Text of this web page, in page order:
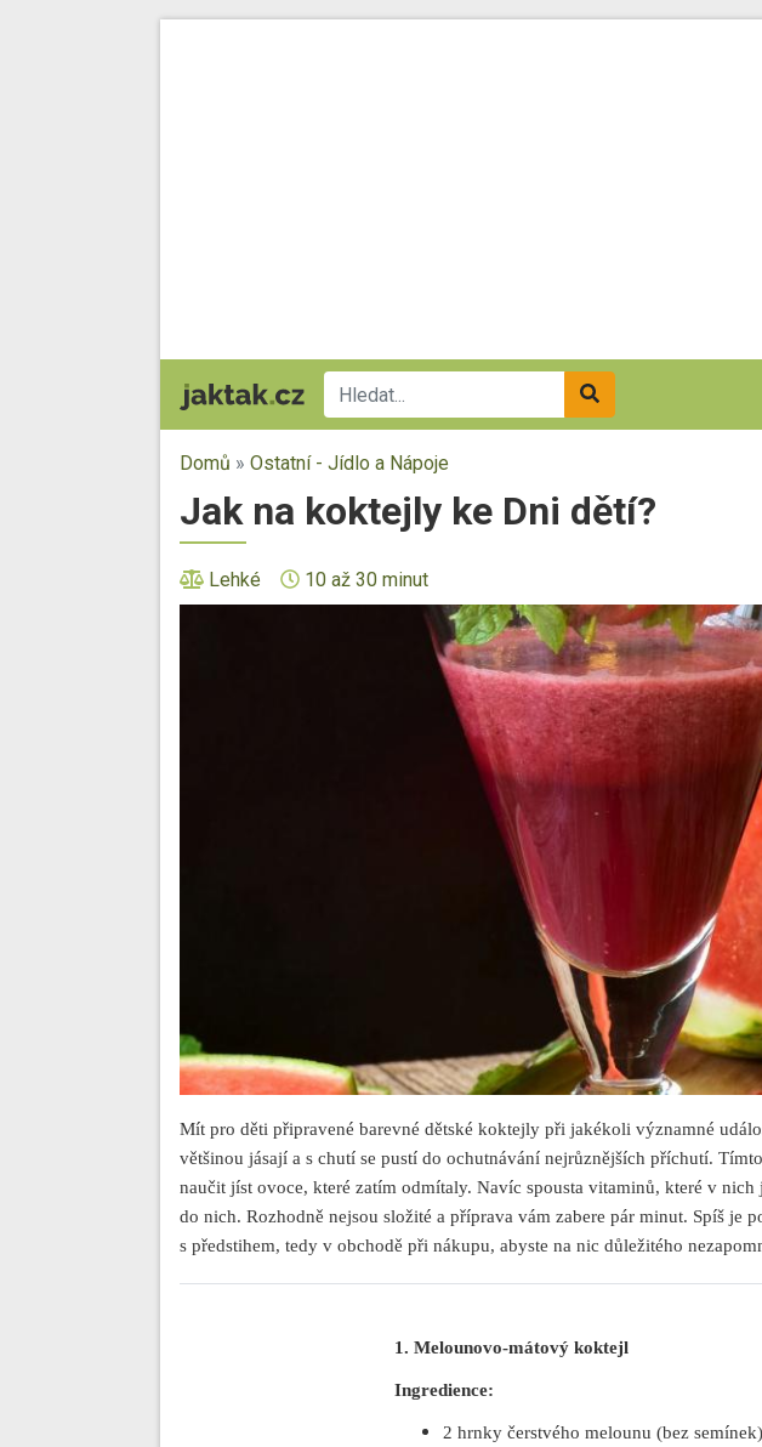
Domů » Ostatní - Jídlo a Nápoje
Jak na koktejly ke Dni dětí?
Lehké 10 až 30 minut
Mít pro děti připravené barevné dětské koktejly při jakékoli významné
většinou jásají a s chutí se pustí do ochutnávání nejrůznějších příchutí.
naučit jíst ovoce, které zatím odmítaly. Navíc spousta vitaminů, které v nich
do nich. Rozhodně nejsou složité a příprava vám zabere pár minut. Spíš je
s předstihem, tedy v obchodě při nákupu, abyste na nic důležitého
1. Melounovo-mátový koktejl
Ingredience:
2 hrnky čerstvého melounu (bez